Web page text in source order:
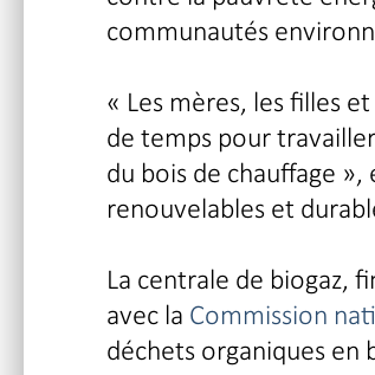
communautés
« Les mères, les filles
de temps pour
du bois de chauffage
renouvelables et
La centrale de biogaz,
avec la Commission
déchets organiques en